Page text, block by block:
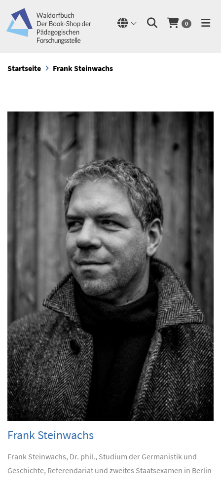
0
Startseite Frank Steinwachs
Frank Steinwachs
Frank Steinwachs, Dr. phil., Studium der Germanistik und
Geschichte, Referendariat und zweites Staatsexamen in Berlin